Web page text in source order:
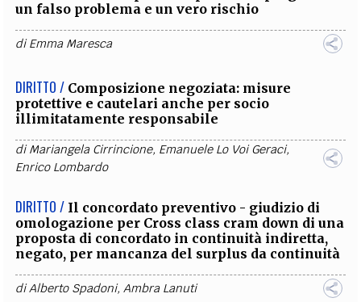
un falso problema e un vero rischio
diEmma Maresca
DIRITTO / Composizione negoziata: misure
protettive e cautelari anche per socio
illimitatamente responsabile
diMariangela Cirrincione, Emanuele Lo Voi Geraci,
Enrico Lombardo
DIRITTO / Il concordato preventivo - giudizio di
omologazione per Cross class cram down di una
proposta di concordato in continuità indiretta,
negato, per mancanza del surplus da continuità
diAlberto Spadoni,Ambra Lanuti